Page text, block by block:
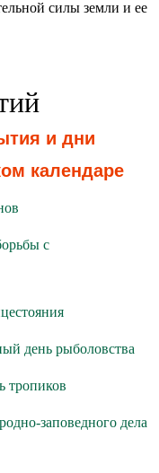
силы земли и ее
и дни
календаре
с
день рыболовства
тропиков
заповедного дела